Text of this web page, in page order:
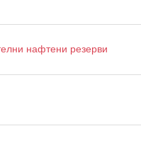
нафтени резерви